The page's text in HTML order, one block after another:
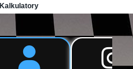
Kalkulatory